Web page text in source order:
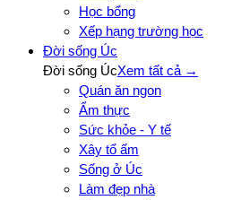
Học bổng
Xếp hạng trường học
Đời sống Úc
Đời sống ÚcXem tất cả →
Quán ăn ngon
Ẩm thực
Sức khỏe - Y tế
Xây tổ ấm
Sống ở Úc
Làm đẹp nhà